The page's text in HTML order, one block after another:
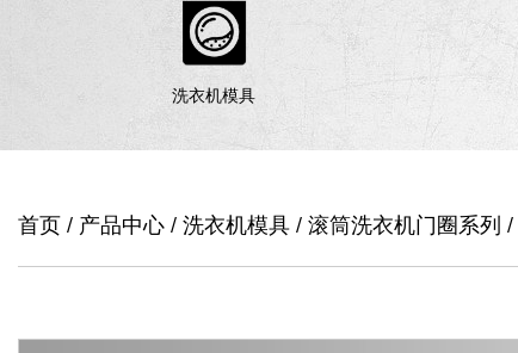
洗衣机模具
首页 / 产品中心 / 洗衣机模具 / 滚筒洗衣机门圈系列 /